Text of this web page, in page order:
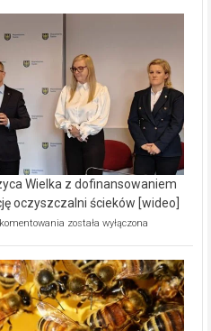
Wielka z dofinansowaniem
oczyszczalni ścieków [wideo]
Ekologiczne
Wręczyca
Wielka
z
dofinansowaniem
ponad
została wyłączona